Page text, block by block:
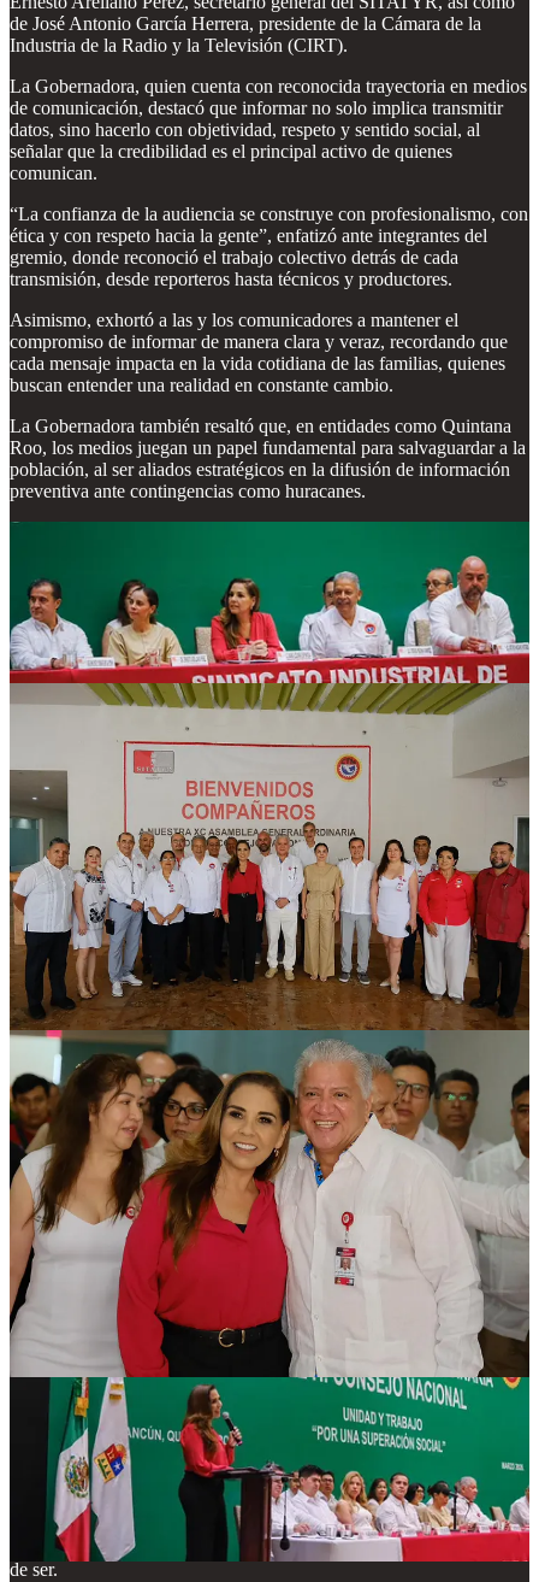
de José Antonio García Herrera, presidente de la Cámara de la
Industria de la Radio y la Televisión (CIRT).
La Gobernadora, quien cuenta con reconocida trayectoria en medios
de comunicación, destacó que informar no solo implica transmitir
datos, sino hacerlo con objetividad, respeto y sentido social, al
señalar que la credibilidad es el principal activo de quienes
comunican.
“La confianza de la audiencia se construye con profesionalismo, con
ética y con respeto hacia la gente”, enfatizó ante integrantes del
gremio, donde reconoció el trabajo colectivo detrás de cada
transmisión, desde reporteros hasta técnicos y productores.
Asimismo, exhortó a las y los comunicadores a mantener el
compromiso de informar de manera clara y veraz, recordando que
cada mensaje impacta en la vida cotidiana de las familias, quienes
buscan entender una realidad en constante cambio.
La Gobernadora también resaltó que, en entidades como Quintana
Roo, los medios juegan un papel fundamental para salvaguardar a la
población, al ser aliados estratégicos en la difusión de información
preventiva ante contingencias como huracanes.
Durante la ceremonia de apertura de esta Asamblea General, en la
que estuvo presente el secretario general de la Confederación de
Trabajadores de México (CTM) Tereso Medina Ramírez, el titular
del SITATYR Ernesto Arellano Pérez reconoció públicamente la
labor que ha desarrollado la gobernadora Mara Lezama para el
bienestar y la prosperidad compartida de las y los quintanarroenses.
Expresó que este trabajo, los resultados, han hecho posible que sea
la mejor evaluada de todo el país. Agradeció su hospitalidad para
que este encuentro se celebre en esta entidad en la tarea de revisión
de la situación actual de la radio y la televisión en un mundo
cambiante.
A su vez, el presidente de la Cámara de la Industria de la Radio y la
Televisión (CIRT), José Antonio García Herrera, destacó que este
sector siempre será uno de los medios más importantes en este país y
el más influyente. Y ante el avance tecnológico, la red de la
televisión se ha caracterizado por crear páginas digitales y estar en
todas las plataformas en el país.
Agregó que se tiene que seguir trabajando de forma unida, por el
bien de las y los trabajadores, por las fuentes de empleo y los
ingresos, por el bien de más de 30 mil familias que dependen de la
radio y la televisión.
En su intervención, el secretario general de la CTM, Tereso Medina
Ramírez, convocó a trabajar en unidad nacional, el camino para
transitar y hacerle frente a los desafíos y los retos del destino en
cualquiera de los sectores. Citó que por ello la CTM pone como
principio fundamental a los trabajadores y sus familias como razón
de ser.